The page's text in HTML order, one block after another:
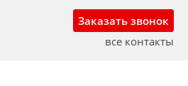
Заказать звонок
все контакты